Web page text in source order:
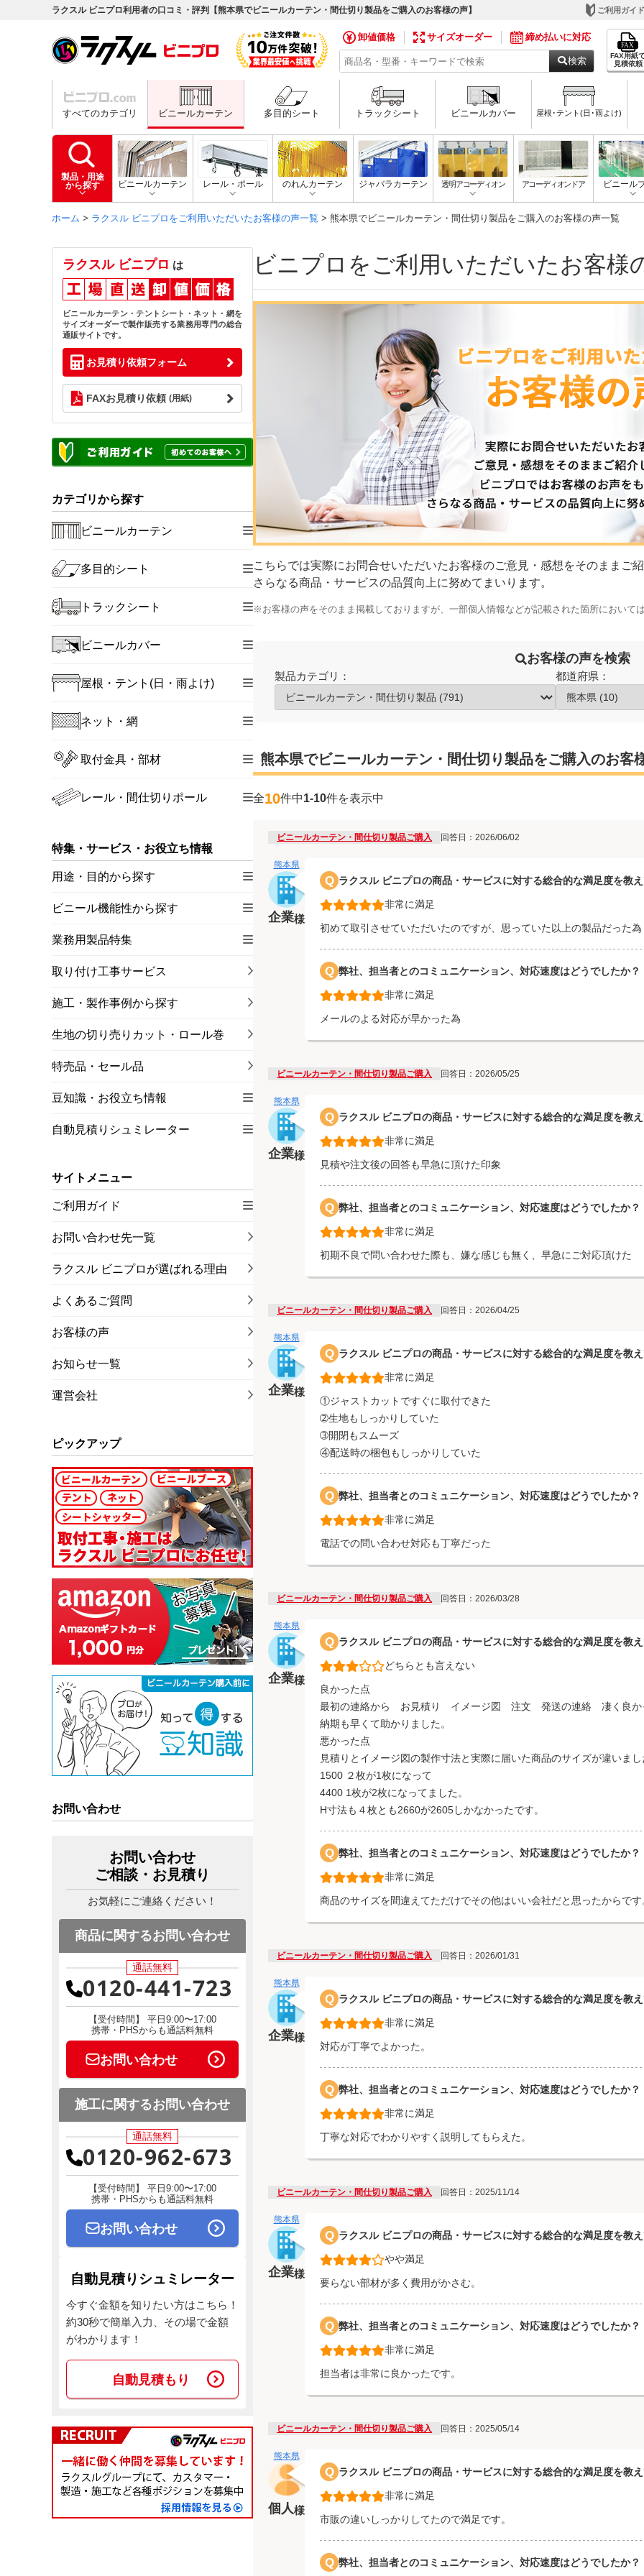
ラクスル ビニプロ利用者の口コミ・評判【熊本県でビニールカーテン・間仕切り製品をご購入のお客様の声】 ご利用ガイド
卸値価格 サイズオーダー 締め払いに対応
検索
FAX用紙
見積依頼
すべてのカテゴリ ビニールカーテン 多目的シート トラックシート ビニールカバー 屋根･テント(日･雨よけ)
製品・用途
から探す
ビニールカーテン レール・ポール のれんカーテン ジャバラカーテン 透明アコーディオン アコーディオンドア ビニール
ホーム > ラクスル ビニプロをご利用いただいたお客様の声一覧 > 熊本県でビニールカーテン・間仕切り製品をご購入のお客様の声一覧
ビニプロをご利用いただいたお客様
こちらでは実際にお問合せいただいたお客様のご意見・感想をそのままご
さらなる商品・サービスの品質向上に努めてまいります。
※お客様の声をそのまま掲載しておりますが、一部個人情報などが記載された箇所において
お客様の声を検索
製品カテゴリ：
都道府県：
熊本県でビニールカーテン・間仕切り製品をご購入のお客
全10件中1-10件を表示中
ビニールカーテン・間仕切り製品ご購入 回答日：2026/06/02
熊本県
企業様
Q ラクスル ビニプロの商品・サービスに対する総合的な満足度を教え
非常に満足
初めて取引させていただいたのですが、思っていた以上の製品だった為
Q 弊社、担当者とのコミュニケーション、対応速度はどうでしたか？
非常に満足
メールのよる対応が早かった為
ビニールカーテン・間仕切り製品ご購入 回答日：2026/05/25
熊本県
企業様
Q ラクスル ビニプロの商品・サービスに対する総合的な満足度を教え
非常に満足
見積や注文後の回答も早急に頂けた印象
Q 弊社、担当者とのコミュニケーション、対応速度はどうでしたか？
非常に満足
初期不良で問い合わせた際も、嫌な感じも無く、早急にご対応頂けた
ビニールカーテン・間仕切り製品ご購入 回答日：2026/04/25
熊本県
企業様
Q ラクスル ビニプロの商品・サービスに対する総合的な満足度を教え
非常に満足
①ジャストカットですぐに取付できた
➁生地もしっかりしていた
➂開閉もスムーズ
④配送時の梱包もしっかりしていた
Q 弊社、担当者とのコミュニケーション、対応速度はどうでしたか？
非常に満足
電話での問い合わせ対応も丁寧だった
ビニールカーテン・間仕切り製品ご購入 回答日：2026/03/28
熊本県
企業様
Q ラクスル ビニプロの商品・サービスに対する総合的な満足度を教え
どちらとも言えない
良かった点
最初の連絡から お見積り イメージ図 注文 発送の連絡 凄く良か
納期も早くて助かりました。
悪かった点
見積りとイメージ図の製作寸法と実際に届いた商品のサイズが違いまし
1500 ２枚が1枚になって
4400 1枚が2枚になってました。
H寸法も４枚とも2660が2605しかなかったです。
Q 弊社、担当者とのコミュニケーション、対応速度はどうでしたか？
非常に満足
商品のサイズを間違えてただけでその他はいい会社だと思ったからです
ビニールカーテン・間仕切り製品ご購入 回答日：2026/01/31
熊本県
企業様
Q ラクスル ビニプロの商品・サービスに対する総合的な満足度を教え
非常に満足
対応が丁寧でよかった。
Q 弊社、担当者とのコミュニケーション、対応速度はどうでしたか？
非常に満足
丁寧な対応でわかりやすく説明してもらえた。
ビニールカーテン・間仕切り製品ご購入 回答日：2025/11/14
熊本県
企業様
Q ラクスル ビニプロの商品・サービスに対する総合的な満足度を教え
やや満足
要らない部材が多く費用がかさむ。
Q 弊社、担当者とのコミュニケーション、対応速度はどうでしたか？
非常に満足
担当者は非常に良かったです。
ビニールカーテン・間仕切り製品ご購入 回答日：2025/05/14
熊本県
個人様
Q ラクスル ビニプロの商品・サービスに対する総合的な満足度を教え
非常に満足
市販の違いしっかりしてたので満足です。
Q 弊社、担当者とのコミュニケーション、対応速度はどうでしたか？
ラクスル ビニプロ は
ビニールカーテン・テントシート・ネット・網を
サイズオーダーで製作販売する業務用専門の総合
通販サイトです。
お見積り依頼フォーム
FAXお見積り依頼 (用紙)
カテゴリから探す
ビニールカーテン
多目的シート
トラックシート
ビニールカバー
屋根・テント(日・雨よけ)
ネット・網
取付金具・部材
レール・間仕切りポール
特集・サービス・お役立ち情報
用途・目的から探す
ビニール機能性から探す
業務用製品特集
取り付け工事サービス
施工・製作事例から探す
生地の切り売りカット・ロール巻
特売品・セール品
豆知識・お役立ち情報
自動見積りシュミレーター
サイトメニュー
ご利用ガイド
お問い合わせ先一覧
ラクスル ビニプロが選ばれる理由
よくあるご質問
お客様の声
お知らせ一覧
運営会社
ピックアップ
お問い合わせ
お問い合わせ
ご相談・お見積り
お気軽にご連絡ください！
商品に関するお問い合わせ
通話無料
0120-441-723
【受付時間】 平日9:00〜17:00
携帯・PHSからも通話料無料
お問い合わせ
施工に関するお問い合わせ
通話無料
0120-962-673
【受付時間】 平日9:00〜17:00
携帯・PHSからも通話料無料
お問い合わせ
自動見積りシュミレーター
今すぐ金額を知りたい方はこちら！
約30秒で簡単入力、その場で金額
がわかります！
自動見積もり